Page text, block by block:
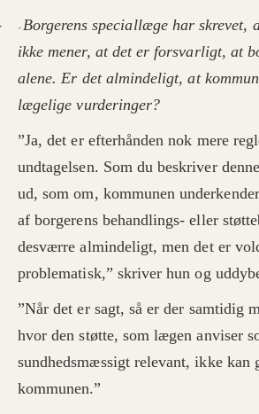
- Borgerens speciallæge har skrevet,
ikke mener, at det er forsvarligt, at
alene. Er det almindeligt, at
lægelige vurderinger?
”Ja, det er efterhånden nok mere
undtagelsen. Som du beskriver
ud, som om, kommunen
af borgerens behandlings- eller
desværre almindeligt, men det er
problematisk,” skriver hun og
”Når det er sagt, så er der samtidig
hvor den støtte, som lægen anviser
sundhedsmæssigt relevant, ikke kan
kommunen.”